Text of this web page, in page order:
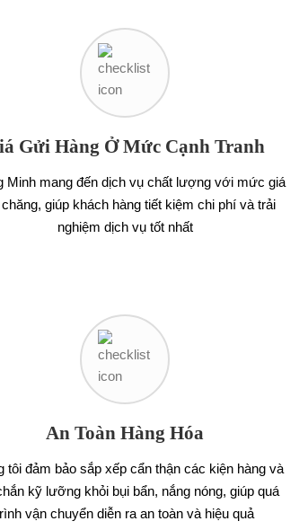
Gửi Hàng Ở Mức Cạnh Tranh
Minh mang đến dịch vụ chất lượng với mức giá
chăng, giúp khách hàng tiết kiệm chi phí và trải
nghiệm dịch vụ tốt nhất
An Toàn Hàng Hóa
tôi đảm bảo sắp xếp cẩn thận các kiện hàng và
kỹ lưỡng khỏi bụi bẩn, nắng nóng, giúp quá
vận chuyển diễn ra an toàn và hiệu quả